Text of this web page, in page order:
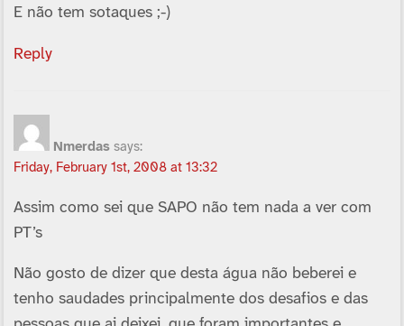
E não tem sotaques ;-)
Reply
Nmerdas says:
Friday, February 1st, 2008 at 13:32
Assim como sei que SAPO não tem nada a ver com
PT’s
Não gosto de dizer que desta água não beberei e
tenho saudades principalmente dos desafios e das